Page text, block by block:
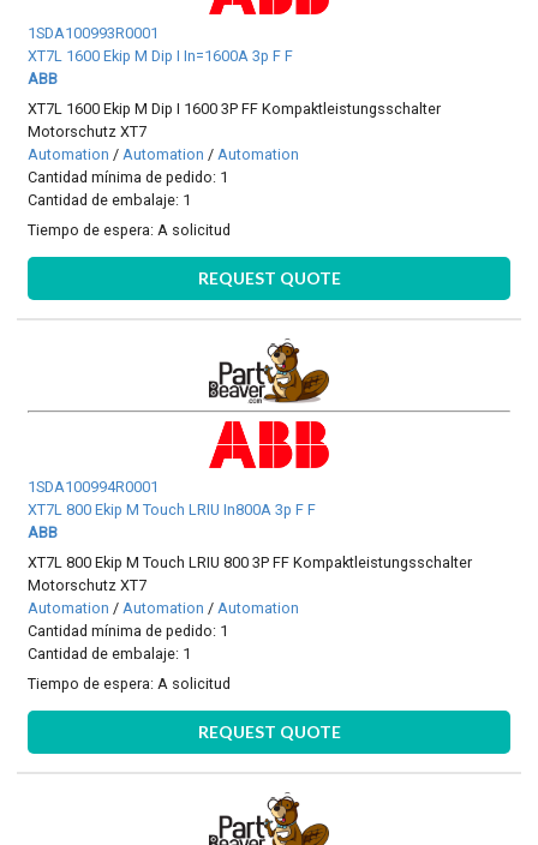
1SDA100993R0001
XT7L 1600 Ekip M Dip I In=1600A 3p F F
ABB
XT7L 1600 Ekip M Dip I 1600 3P FF Kompaktleistungsschalter
Motorschutz XT7
Automation /Automation /Automation
Cantidad mínima de pedido: 1
Cantidad de embalaje: 1
Tiempo de espera:A solicitud
REQUEST QUOTE
1SDA100994R0001
XT7L 800 Ekip M Touch LRIU In800A 3p F F
ABB
XT7L 800 Ekip M Touch LRIU 800 3P FF Kompaktleistungsschalter
Motorschutz XT7
Automation /Automation /Automation
Cantidad mínima de pedido: 1
Cantidad de embalaje: 1
Tiempo de espera:A solicitud
REQUEST QUOTE